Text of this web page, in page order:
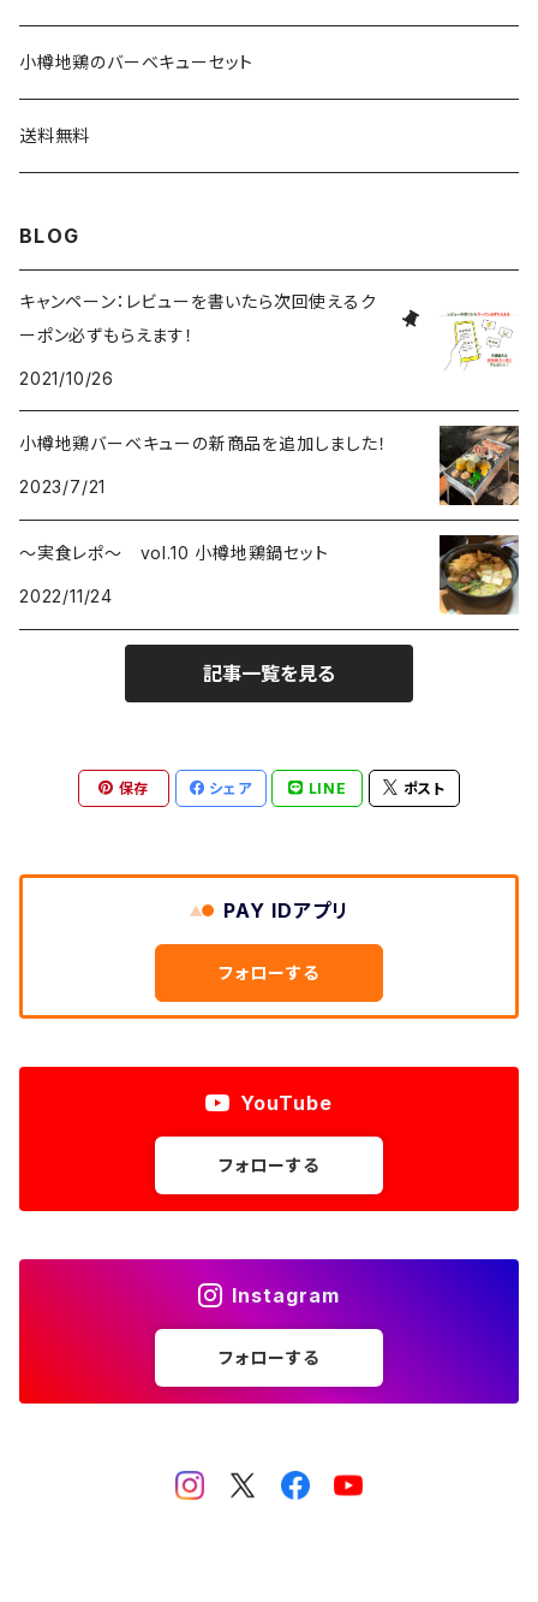
小樽地鶏のバーベキュー
ギフトセット
ギフトセット
小樽地鶏のバーベキューセット
送料無料
BLOG
キャンペーン：レビューを書いたら次回使えるク
ーポン必ずもらえます！
2021/10/26
小樽地鶏バーベキューの新商品を追加しました！
2023/7/21
～実食レポ～ vol.10 小樽地鶏鍋セット
2022/11/24
記事一覧を見る
保存 シェア LINE ポスト
PAY IDアプリ
フォローする
YouTube
フォローする
Instagram
フォローする